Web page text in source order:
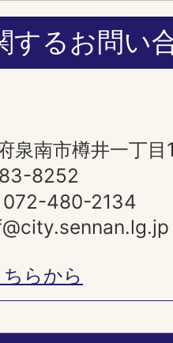
するお問い
南市樽井一丁目
8252
072-480-2134
らから